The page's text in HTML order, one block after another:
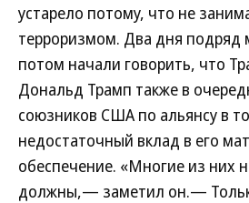
устарело потому, что не
терроризмом. Два дня подряд
потом начали говорить, что
Дональд Трамп также в
союзников США по альянсу в
недостаточный вклад в его
обеспечение. «Многие из них
должны,— заметил он.—